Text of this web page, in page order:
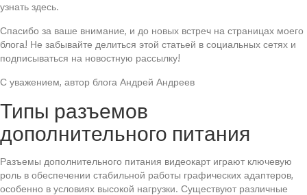
узнать здесь.
Спасибо за ваше внимание, и до новых встреч на страницах моего
блога! Не забывайте делиться этой статьей в социальных сетях и
подписываться на новостную рассылку!
С уважением, автор блога Андрей Андреев
Типы разъемов
дополнительного питания
Разъемы дополнительного питания видеокарт играют ключевую
роль в обеспечении стабильной работы графических адаптеров,
особенно в условиях высокой нагрузки. Существуют различные